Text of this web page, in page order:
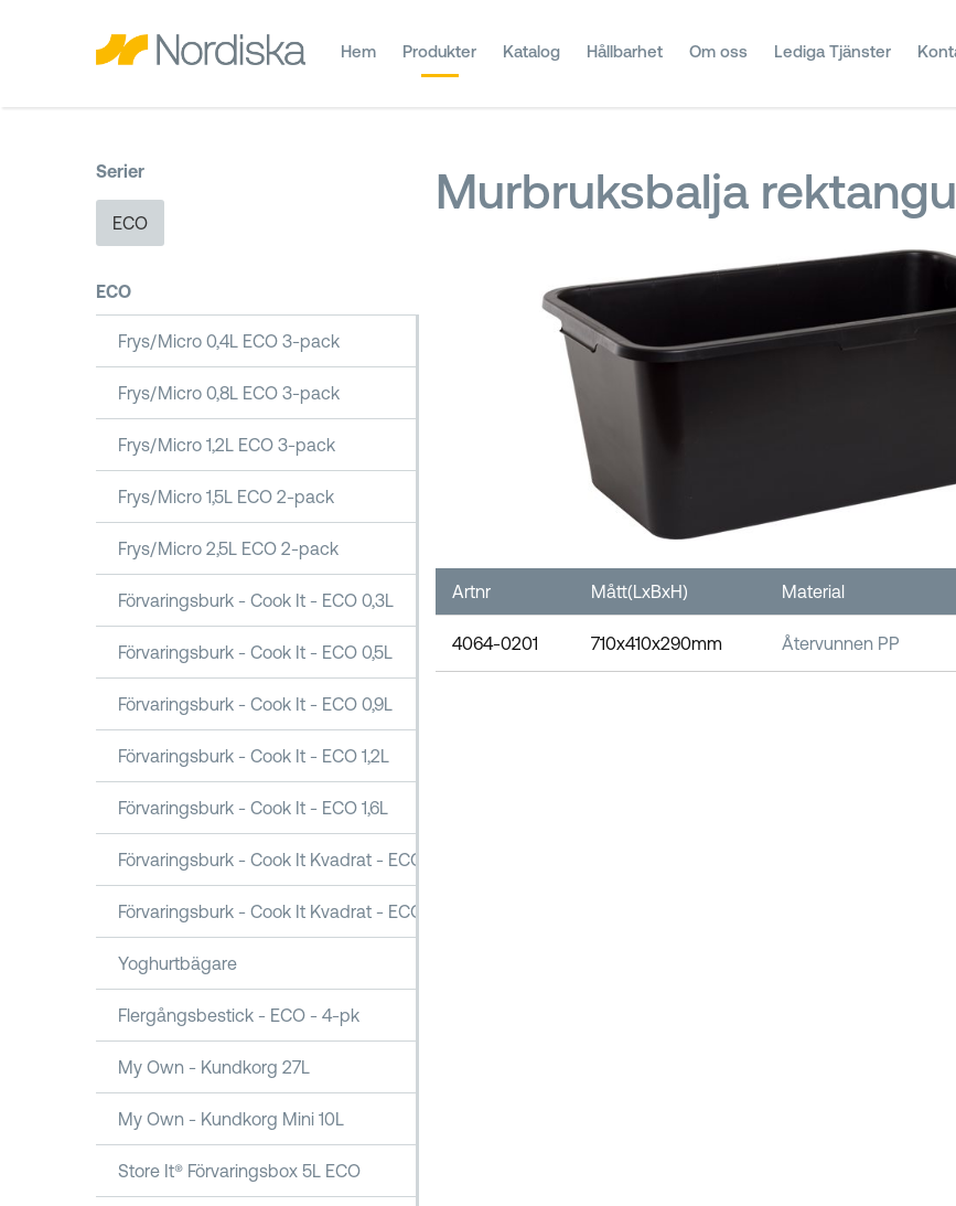
Hem Produkter Katalog Hållbarhet Om oss Lediga Tjänster
Serier
ECO
ECO
Frys/Micro 0,4L ECO 3-pack
Frys/Micro 0,8L ECO 3-pack
Frys/Micro 1,2L ECO 3-pack
Frys/Micro 1,5L ECO 2-pack
Frys/Micro 2,5L ECO 2-pack
Förvaringsburk - Cook It - ECO 0,3L
Förvaringsburk - Cook It - ECO 0,5L
Förvaringsburk - Cook It - ECO 0,9L
Förvaringsburk - Cook It - ECO 1,2L
Förvaringsburk - Cook It - ECO 1,6L
Förvaringsburk - Cook It Kvadrat - ECO 1,6L
Förvaringsburk - Cook It Kvadrat - ECO 2,5L
Yoghurtbägare
Flergångsbestick - ECO - 4-pk
My Own - Kundkorg 27L
My Own - Kundkorg Mini 10L
Store It® Förvaringsbox 5L ECO
Murbruksbalja
Artnr Mått(LxBxH) Material
4064-0201 710x410x290mm Återvunnen PP